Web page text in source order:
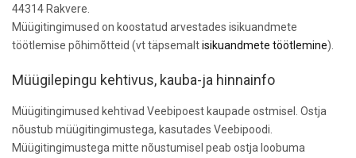
44314 Rakvere.
Müügitingimused on koostatud arvestades isikuandmete
töötlemise põhimõtteid (vt täpsemaltisikuandmete töötlemine).
Müügilepingu kehtivus, kauba-ja hinnainfo
Müügitingimused kehtivad Veebipoest kaupade ostmisel. Ostja
nõustub müügitingimustega, kasutades Veebipoodi.
Müügitingimustega mitte nõustumisel peab ostja loobuma